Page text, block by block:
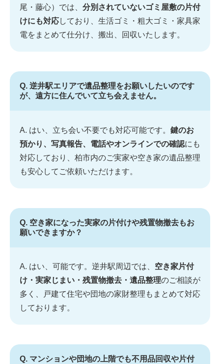
尾・藤心）では、 分別されていないゴミ屋敷の片付
けにも対応しており、生活ゴミ・粗大ゴミ・家具家
電をまとめて仕分け、搬出、回収いたします。
Q. 逆井駅エリアで遺品整理をお願いしたいのです
が、遠方に住んでいて立ち会えません。
A. はい、立ち会い不要でも対応可能です。 鍵のお
預かり、写真報告、電話やオンラインでの確認にも
対応しており、柏市内のご実家や空き家の遺品整理
も安心してご依頼いただけます。
Q. 空き家になった実家の片付けや残置物撤去もお
願いできますか？
A. はい、可能です。逆井駅周辺では、 空き家片付
け・実家じまい・残置物撤去・遺品整理のご相談が
多く、戸建て住宅や団地の家財整理もまとめて対応
しております。
Q. マンションや団地の上階でも不用品回収や片付